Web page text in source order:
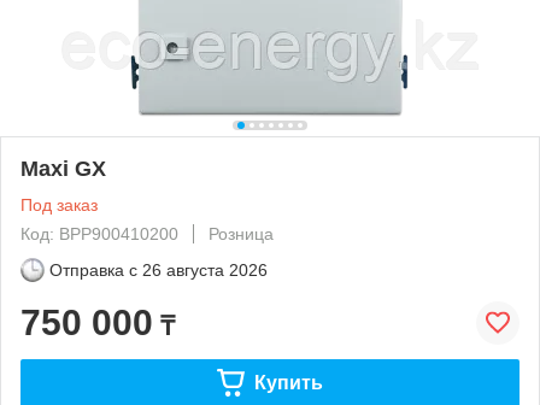
Maxi GX
Под заказ
Код: BPP900410200
Розница
Отправка с 26 августа 2026
750 000 ₸
Купить